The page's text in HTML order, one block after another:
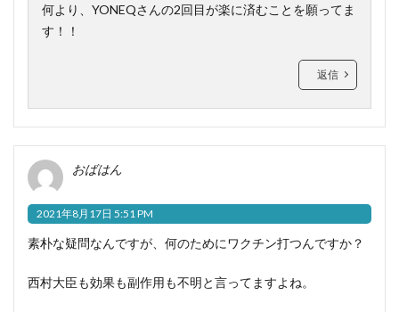
何より、YONEQさんの2回目が楽に済むことを願ってま
す！！
返信
おばはん
2021年8月17日 5:51 PM
素朴な疑問なんですが、何のためにワクチン打つんですか？
西村大臣も効果も副作用も不明と言ってますよね。